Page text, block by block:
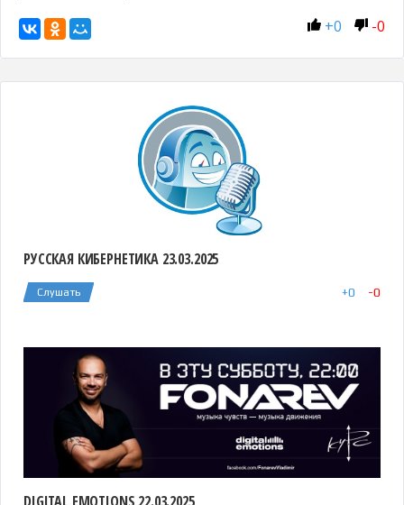
+0 -0
РУССКАЯ КИБЕРНЕТИКА 23.03.2025
Слушать +0 -0